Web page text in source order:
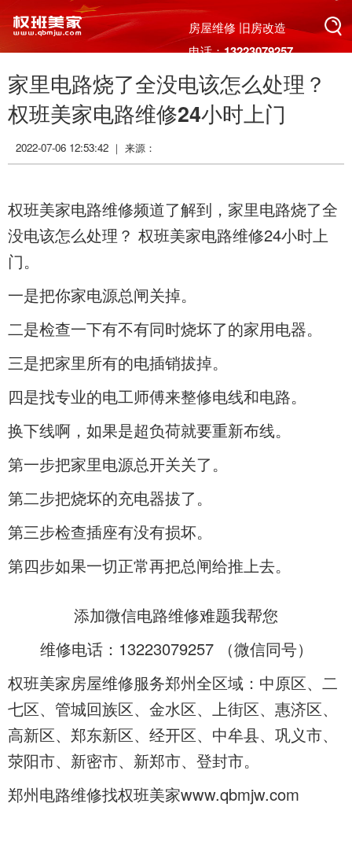
搜索
搜索
房屋维修 旧房改造
电话：13223079257
家里电路烧了全没电该怎么处理？
权班美家电路维修24小时上门
2022-07-06 12:53:42 ｜ 来源：
权班美家电路维修频道了解到，家里电路烧了全
没电该怎么处理？ 权班美家电路维修24小时上
门。
一是把你家电源总闸关掉。
二是检查一下有不有同时烧坏了的家用电器。
三是把家里所有的电插销拔掉。
四是找专业的电工师傅来整修电线和电路。
换下线啊，如果是超负荷就要重新布线。
第一步把家里电源总开关关了。
第二步把烧坏的充电器拔了。
第三步检查插座有没有损坏。
第四步如果一切正常再把总闸给推上去。
添加微信电路维修难题我帮您
维修电话：13223079257 （微信同号）
权班美家房屋维修服务郑州全区域：中原区、二
七区、管城回族区、金水区、上街区、惠济区、
高新区、郑东新区、经开区、中牟县、巩义市、
荥阳市、新密市、新郑市、登封市。
郑州电路维修找权班美家www.qbmjw.com